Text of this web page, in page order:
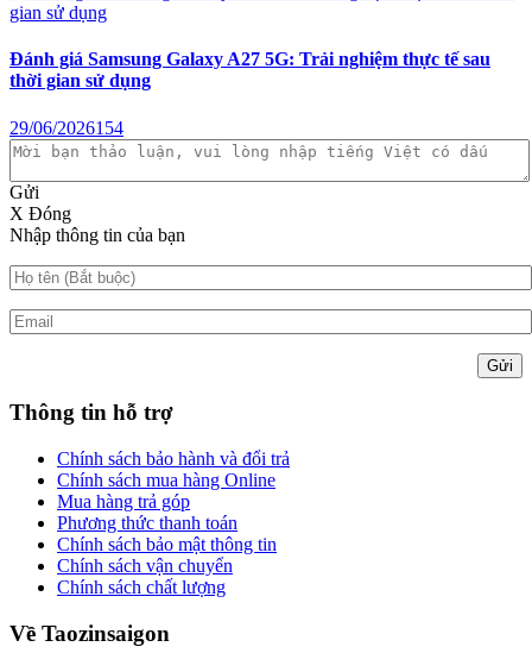
Đánh giá Samsung Galaxy A27 5G: Trải nghiệm thực tế sau
thời gian sử dụng
29/06/2026154
Gửi
X Đóng
Nhập thông tin của bạn
Gửi
Thông tin hỗ trợ
Chính sách bảo hành và đổi trả
Chính sách mua hàng Online
Mua hàng trả góp
Phương thức thanh toán
Chính sách bảo mật thông tin
Chính sách vận chuyển
Chính sách chất lượng
Về Taozinsaigon